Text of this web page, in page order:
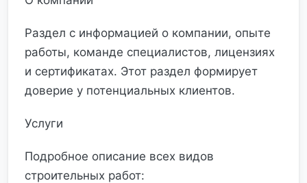
Раздел с информацией о компании, опыте
работы, команде специалистов, лицензиях
и сертификатах. Этот раздел формирует
доверие у потенциальных клиентов.
Услуги
Подробное описание всех видов
строительных работ: